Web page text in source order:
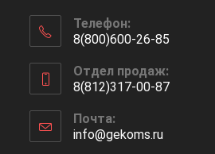
Телефон:
8(800)600-26-85
в
вашем
приложении
Отдел продаж:
8(812)317-00-87
в
вашем
Почта:
info@gekoms.ruОткроется